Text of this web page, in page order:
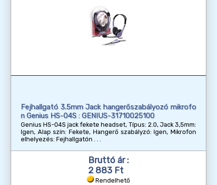
Fejhallgató 3.5mm Jack hangerőszabályozó mikrofo
n Genius HS-04S : GENIUS-31710025100
Genius HS-04S jack fekete headset, Típus: 2.0, Jack 3,5mm:
Igen, Alap szín: Fekete, Hangerő szabályzó: Igen, Mikrofon
elhelyezés: Fejhallgatón
Bruttó ár :
2 883 Ft
Rendelhető